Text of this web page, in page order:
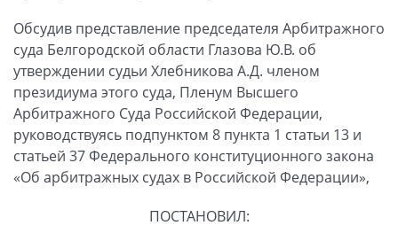
Обсудив представление председателя Арбитражного
суда Белгородской области Глазова Ю.В. об
утверждении судьи Хлебникова А.Д. членом
президиума этого суда, Пленум Высшего
Арбитражного Суда Российской Федерации,
руководствуясь подпунктом 8 пункта 1 статьи 13 и
статьей 37 Федерального конституционного закона
«Об арбитражных судах в Российской Федерации»,
ПОСТАНОВИЛ: